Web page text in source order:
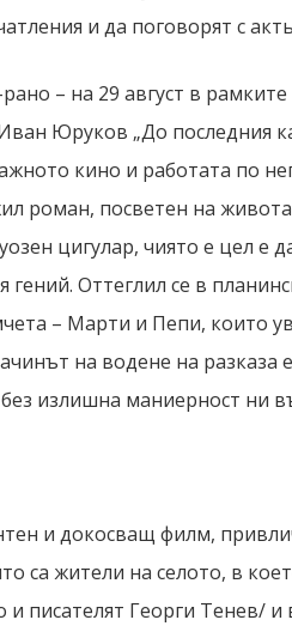
и да поговорят с
– на 29 август в
Юруков „До последния
кино и работата по
роман, посветен на
цигулар, чиято е цел е
гений. Оттеглил се в
– Марти и Пепи, които
на водене на разказа
излишна маниерност ни
и докосващ филм,
са жители на селото, в
и писателят Георги Тенев/